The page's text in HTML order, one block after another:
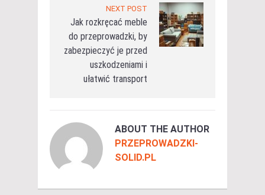
NEXT POST
Jak rozkręcać meble
do przeprowadzki, by
zabezpieczyć je przed
uszkodzeniami i
ułatwić transport
ABOUT THE AUTHOR
PRZEPROWADZKI-
SOLID.PL